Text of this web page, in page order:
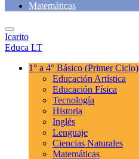
Matemáticas
Icarito
Educa LT
1° a 4° Básico (Primer Ciclo)
Educación Artística
Educación Física
Tecnología
Historia
Inglés
Lenguaje
Ciencias Naturales
Matemáticas